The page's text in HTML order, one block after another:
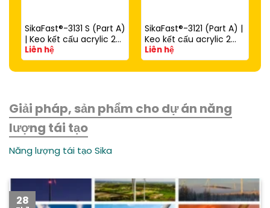
SikaFast®-3131 S (Part A)
| Keo kết cấu acrylic 2
thành phần đóng rắn
nhanh dùng với
SikaFast®-3081 N (Part
Liên hệ
SikaFast®-3121 (Part A) |
Keo kết cấu acrylic 2
thành phần đóng rắn
nhanh (dùng với
SikaFast®-3081 N Part B)
Liên hệ
Giải pháp, sản phẩm cho dự án năng
lượng tái tạo
Năng lượng tái tạo Sika
28